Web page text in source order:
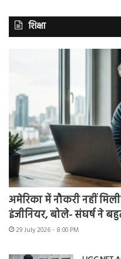
शिक्षा
अमेरिका में नौकरी नहीं
इंजीनियर, बोले- संघर्ष ने
29 July 2026 - 8:00 PM